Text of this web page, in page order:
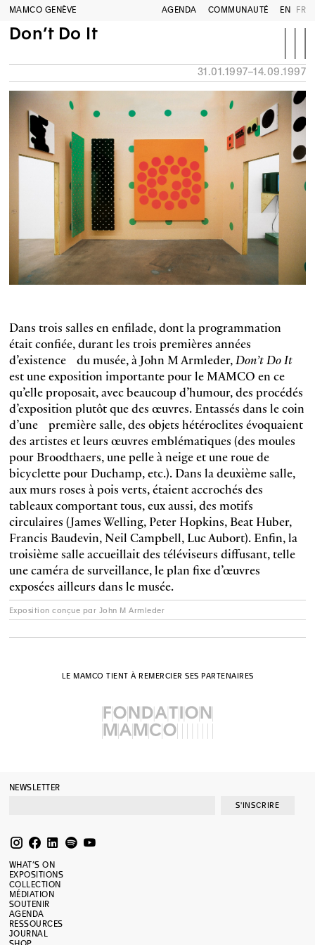
MAMCO GENÈVE AGENDA COMMUNAUTÉ EN FR
Don’t Do It
31.01.1997–14.09.1997
Dans trois salles en enfilade, dont la programmation
était confiée, durant les trois premières années
d’existence du musée, à John M Armleder,Don’t Do It
est une exposition importante pour le MAMCO en ce
qu’elle proposait, avec beaucoup d’humour, des procédés
d’exposition plutôt que des œuvres. Entassés dans le coin
d’une première salle, des objets hétéroclites évoquaient
des artistes et leurs œuvres emblématiques (des moules
pour Broodthaers, une pelle à neige et une roue de
bicyclette pour Duchamp, etc.). Dans la deuxième salle,
aux murs roses à pois verts, étaient accrochés des
tableaux comportant tous, eux aussi, des motifs
circulaires (James Welling, Peter Hopkins, Beat Huber,
Francis Baudevin, Neil Campbell, Luc Aubort). Enfin, la
troisième salle accueillait des téléviseurs diffusant, telle
une caméra de surveillance, le plan fixe d’œuvres
exposées ailleurs dans le musée.
Exposition conçue par John M Armleder
LE MAMCO TIENT À REMERCIER SES PARTENAIRES
NEWSLETTER
S'INSCRIRE
WHAT’S ON
EXPOSITIONS
COLLECTION
MÉDIATION
SOUTENIR
AGENDA
RESSOURCES
JOURNAL